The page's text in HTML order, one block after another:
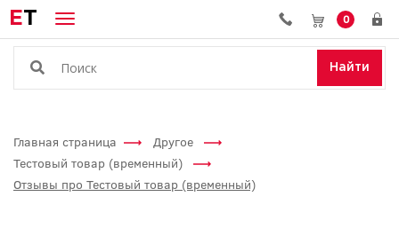
ET 0
Найти
Главная страница
Другое
Тестовый товар (временный)
Отзывы про Тестовый товар (временный)